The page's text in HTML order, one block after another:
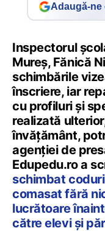
Adaugă-ne
Inspectorul
Mureş, Fănică
schimbările
înscriere, iar
cu profiluri şi
realizată
învăţământ,
agenției de
Edupedu.ro a
schimbat
comasat fără
lucrătoare
către elevi și